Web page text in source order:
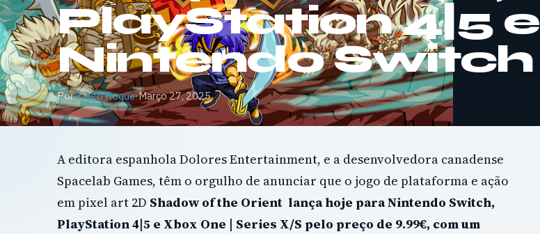
PlayStation 4|5 e
Nintendo Switch
PorTiago Roque·Março 27, 2025
A editora espanhola Dolores Entertainment, e a desenvolvedora canadense
Spacelab Games, têm o orgulho de anunciar que o jogo de plataforma e ação
em pixel art 2D Shadow of the Orient lança hoje para Nintendo Switch,
PlayStation 4|5 e Xbox One | Series X/S pelo preço de 9.99€, com um